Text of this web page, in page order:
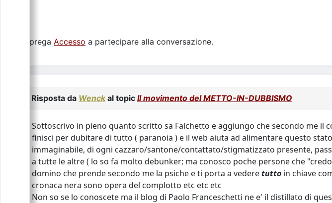
Si prega Accesso a partecipare alla conversazione.
Risposta da Wenckal topic Il movimento del METTO-IN-DUBBISMO
Sottoscrivo in pieno quanto scritto sa Falchetto e aggiungo che secondo me
finisci per dubitare di tutto ( paranoia ) e il web aiuta ad alimentare questo
immaginabile, di ogni cazzaro/santone/contattato/stigmatizzato presente,
a tutte le altre ( lo so fa molto debunker; ma conosco poche persone che
domino che prende secondo me la psiche e ti porta a vederetutto in chiave
cronaca nera sono opera del complotto etc etc etc
Non so se lo conoscete ma il blog di Paolo Franceschetti ne e' il distillato di